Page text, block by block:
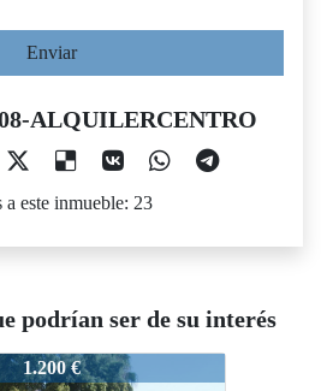
Enviar
ALQUILERCENTRO
a este inmueble: 23
podrían ser de su interés
1.200 €
4008-ALQUILERCENTRO